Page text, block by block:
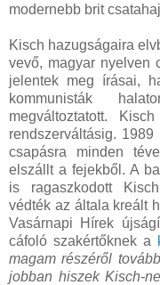
modernebb brit
Kisch hazugságaira
vevő, magyar nyelven
jelentek meg írásai,
kommunisták
megváltoztatott.
rendszerváltásig.
csapásra minden
elszállt a fejekből. A
is ragaszkodott
védték az általa kreált
Vasárnapi Hírek
cáfoló szakértőknek a
magam részéről
jobban hiszek Kisch-